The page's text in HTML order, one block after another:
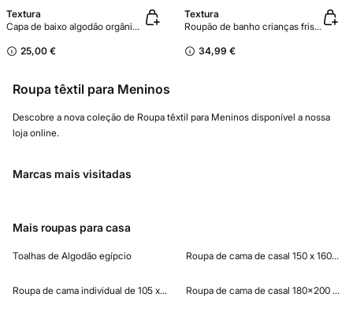
Textura
Capa de baixo algodão orgânico. Cama 80-90 cm.
25,00 €
Textura
Roupão de banho crianças friso 100% algodão estrelas
34,99 €
Roupa têxtil para Meninos
Descobre a nova coleção de Roupa têxtil para Meninos disponível a nossa
loja online.
Marcas mais visitadas
Mais roupas para casa
Toalhas de Algodão egípcio
Roupa de cama individual de 105 x 110 cm
Roupa de cama de casal 150 x 160 cm
Roupa de cama de casal 180x200 cm